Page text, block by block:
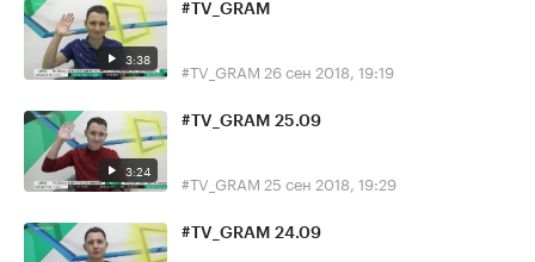
3:38
#TV_GRAM
#TV_GRAM 26 сен 2018, 19:19
3:24
#TV_GRAM 25.09
#TV_GRAM 25 сен 2018, 19:29
#TV_GRAM 24.09